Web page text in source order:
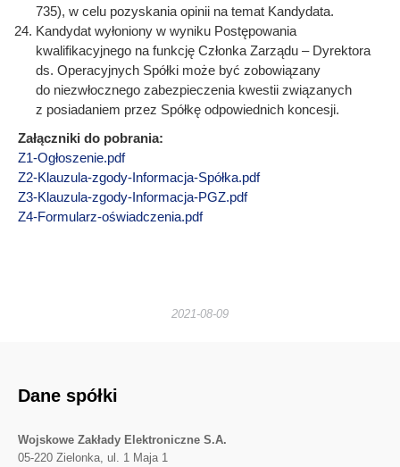
735), w celu pozyskania opinii na temat Kandydata.
Kandydat wyłoniony w wyniku Postępowania
kwalifikacyjnego na funkcję Członka Zarządu – Dyrektora
ds. Operacyjnych Spółki może być zobowiązany
do niezwłocznego zabezpieczenia kwestii związanych
z posiadaniem przez Spółkę odpowiednich koncesji.
Załączniki do pobrania:
Z1-Ogłoszenie.pdf
Z2-Klauzula-zgody-Informacja-Spółka.pdf
Z3-Klauzula-zgody-Informacja-PGZ.pdf
Z4-Formularz-oświadczenia.pdf
2021-08-09
Dane spółki
Wojskowe Zakłady Elektroniczne S.A.
05-220 Zielonka, ul. 1 Maja 1